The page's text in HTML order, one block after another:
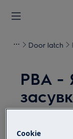
Door latch
PBA -
Cookie